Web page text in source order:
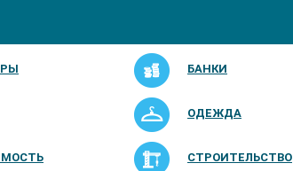
БАНКИ
ОДЕЖДА
СТРОИТЕЛЬСТВО